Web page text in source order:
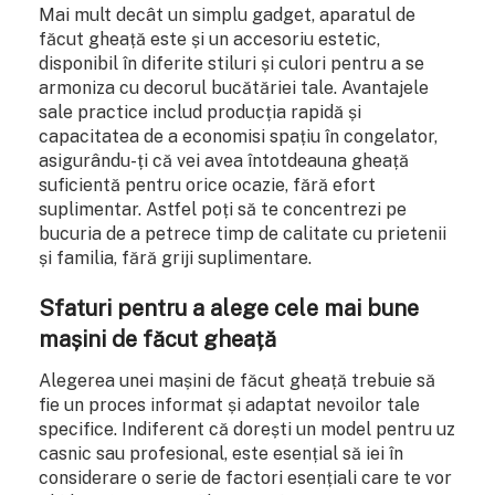
Mai mult decât un simplu gadget, aparatul de
făcut gheață este și un accesoriu estetic,
disponibil în diferite stiluri și culori pentru a se
armoniza cu decorul bucătăriei tale. Avantajele
sale practice includ producția rapidă și
capacitatea de a economisi spațiu în congelator,
asigurându-ți că vei avea întotdeauna gheață
suficientă pentru orice ocazie, fără efort
suplimentar. Astfel poți să te concentrezi pe
bucuria de a petrece timp de calitate cu prietenii
și familia, fără griji suplimentare.
Sfaturi pentru a alege cele mai bune
mașini de făcut gheață
Alegerea unei mașini de făcut gheață trebuie să
fie un proces informat și adaptat nevoilor tale
specifice. Indiferent că dorești un model pentru uz
casnic sau profesional, este esențial să iei în
considerare o serie de factori esențiali care te vor